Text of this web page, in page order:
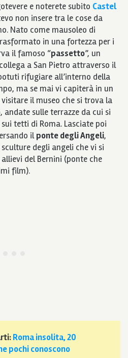
e noterete subito Castel
non insere tra le cose da
Nato come mausoleo di
in una fortezza per i
il famoso “passetto”, un
a San Pietro attraverso il
rifugiare all’interno della
ma se mai vi capiterà in un
il museo che si trova la
sulle terrazze da cui si
tetti di Roma. Lasciate poi
ilponte degli Angeli,
degli angeli che vi si
del Bernini (ponte che
film).
Roma insolita, 20
pochi conoscono